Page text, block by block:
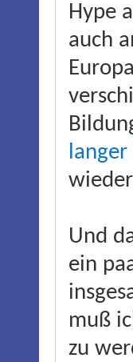
Hype
auch
langer
Und
ein
muß
zu